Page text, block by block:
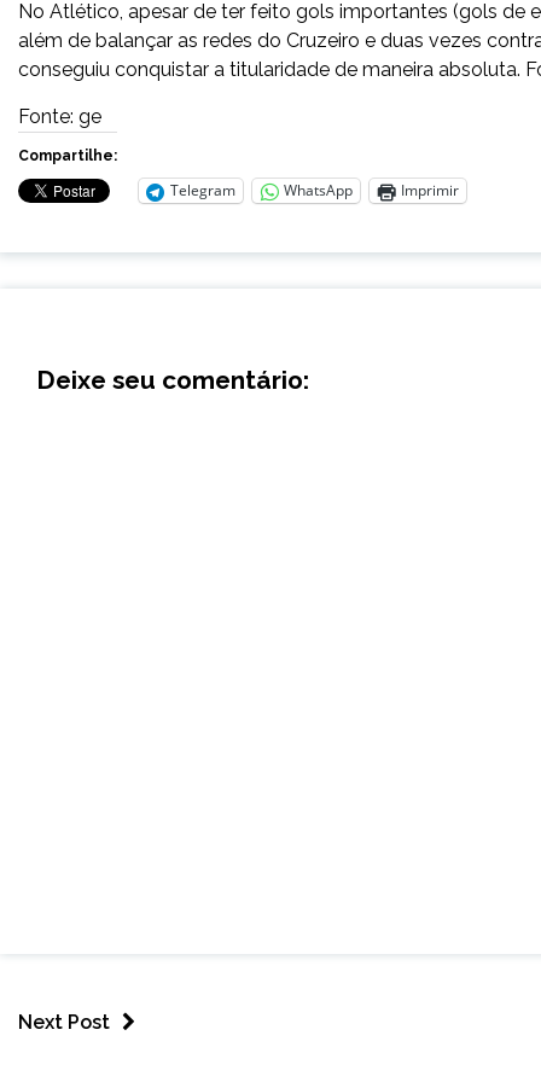
No Atlético, apesar de ter feito gols importantes (gols de
além de balançar as redes do Cruzeiro e duas vezes
conseguiu conquistar a titularidade de maneira absoluta.
Fonte: ge
Compartilhe:
Telegram WhatsApp Imprimir
Deixe seu comentário:
Next Post